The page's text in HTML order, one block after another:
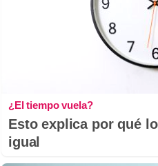
¿El tiempo vuela?
Esto explica por qué
igual